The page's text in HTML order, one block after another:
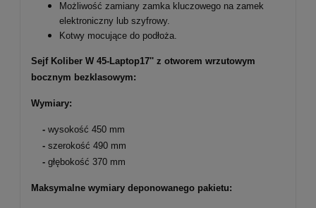
Możliwość zamiany zamka kluczowego na zamek
elektroniczny lub szyfrowy.
Kotwy mocujące do podłoża.
Sejf Koliber W 45-Laptop17'' z otworem wrzutowym
bocznym bezklasowym:
Wymiary:
- wysokość 450 mm
- szerokość 490 mm
- głębokość 370 mm
Maksymalne wymiary deponowanego pakietu: